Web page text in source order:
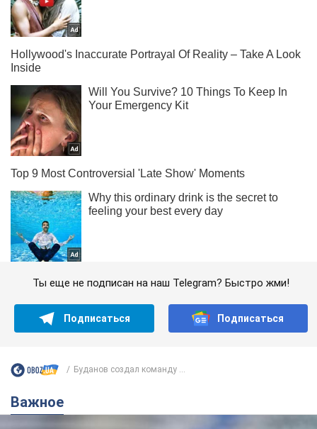
Ты еще не подписан на наш Telegram? Быстро жми!
Подписаться Подписаться
Буданов создал команду ...
Важное